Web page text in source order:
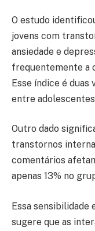
O estudo
jovens com
ansiedade e
frequentemente a
Esse índice é duas
entre
Outro dado
transtornos
comentários
apenas 13% no
Essa sensibilidade
sugere que as